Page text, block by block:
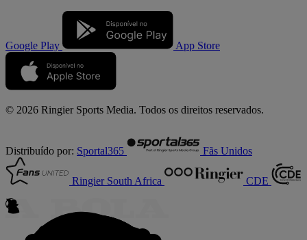
Google Play App Store
© 2026 Ringier Sports Media. Todos os direitos reservados.
Distribuído por: Sportal365 Fãs Unidos
Ringier South Africa CDE